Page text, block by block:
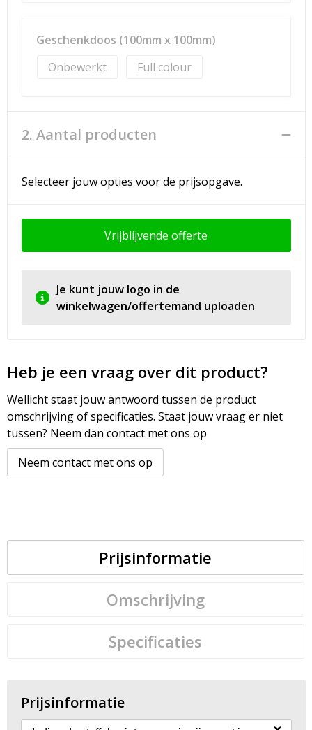
Geschenkdoos (100mm x 100mm)
Onbewerkt
Full colour
2. Aantal producten
Selecteer jouw opties voor de prijsopgave.
Vrijblijvende offerte
Je kunt jouw logo in de
winkelwagen/offertemand uploaden
Heb je een vraag over dit product?
Wellicht staat jouw antwoord tussen de product
omschrijving of specificaties. Staat jouw vraag er niet
tussen? Neem dan contact met ons op
Neem contact met ons op
Prijsinformatie
Omschrijving
Specificaties
Prijsinformatie